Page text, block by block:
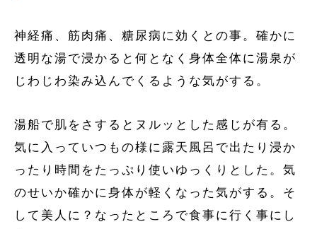
神経痛、筋肉痛、糖尿病に効くとの事。確かに
透明な湯で浸かると何となく身体全体に湯泉が
じわじわ染み込んでくるような気がする。
湯船で肌をさするとヌルッとした感じが有る。
気に入っていつもの様に露天風呂で出たり浸か
ったり時間をたっぷり使いゆっくりとした。気
のせいか確かに身体が軽くなった気がする。そ
して美人に？なったところで食事に行く事にし